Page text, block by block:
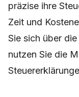
präzise ihre
Zeit und
Sie sich über
nutzen Sie die